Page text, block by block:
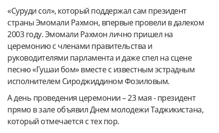
«Суруди сол», который поддержал сам президент
страны Эмомали Рахмон, впервые провели в далеком
2003 году. Эмомали Рахмон лично пришел на
церемонию с членами правительства и
руководителями парламента и даже спел на сцене
песню «Гушаи бом» вместе с известным эстрадным
исполнителем Сироджиддином Фозиловым.
А день проведения церемонии – 23 мая - президент
прямо в зале объявил Днем молодежи Таджикистана,
который отмечается с тех пор.